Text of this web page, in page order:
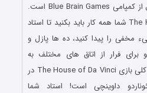
سبک بازی های فکری و پازل از کمپامی Blue Brain Games است.
در بازی The House of Da Vinci شما همه کار باید بکنید تا استاد
مخفی را پیدا کنید، ده ها پازل و
فرار از اتاق های مختلف به
بپردازید! داستان کلی بازی The House of Da Vinci در
داوینچی است! استاد شما